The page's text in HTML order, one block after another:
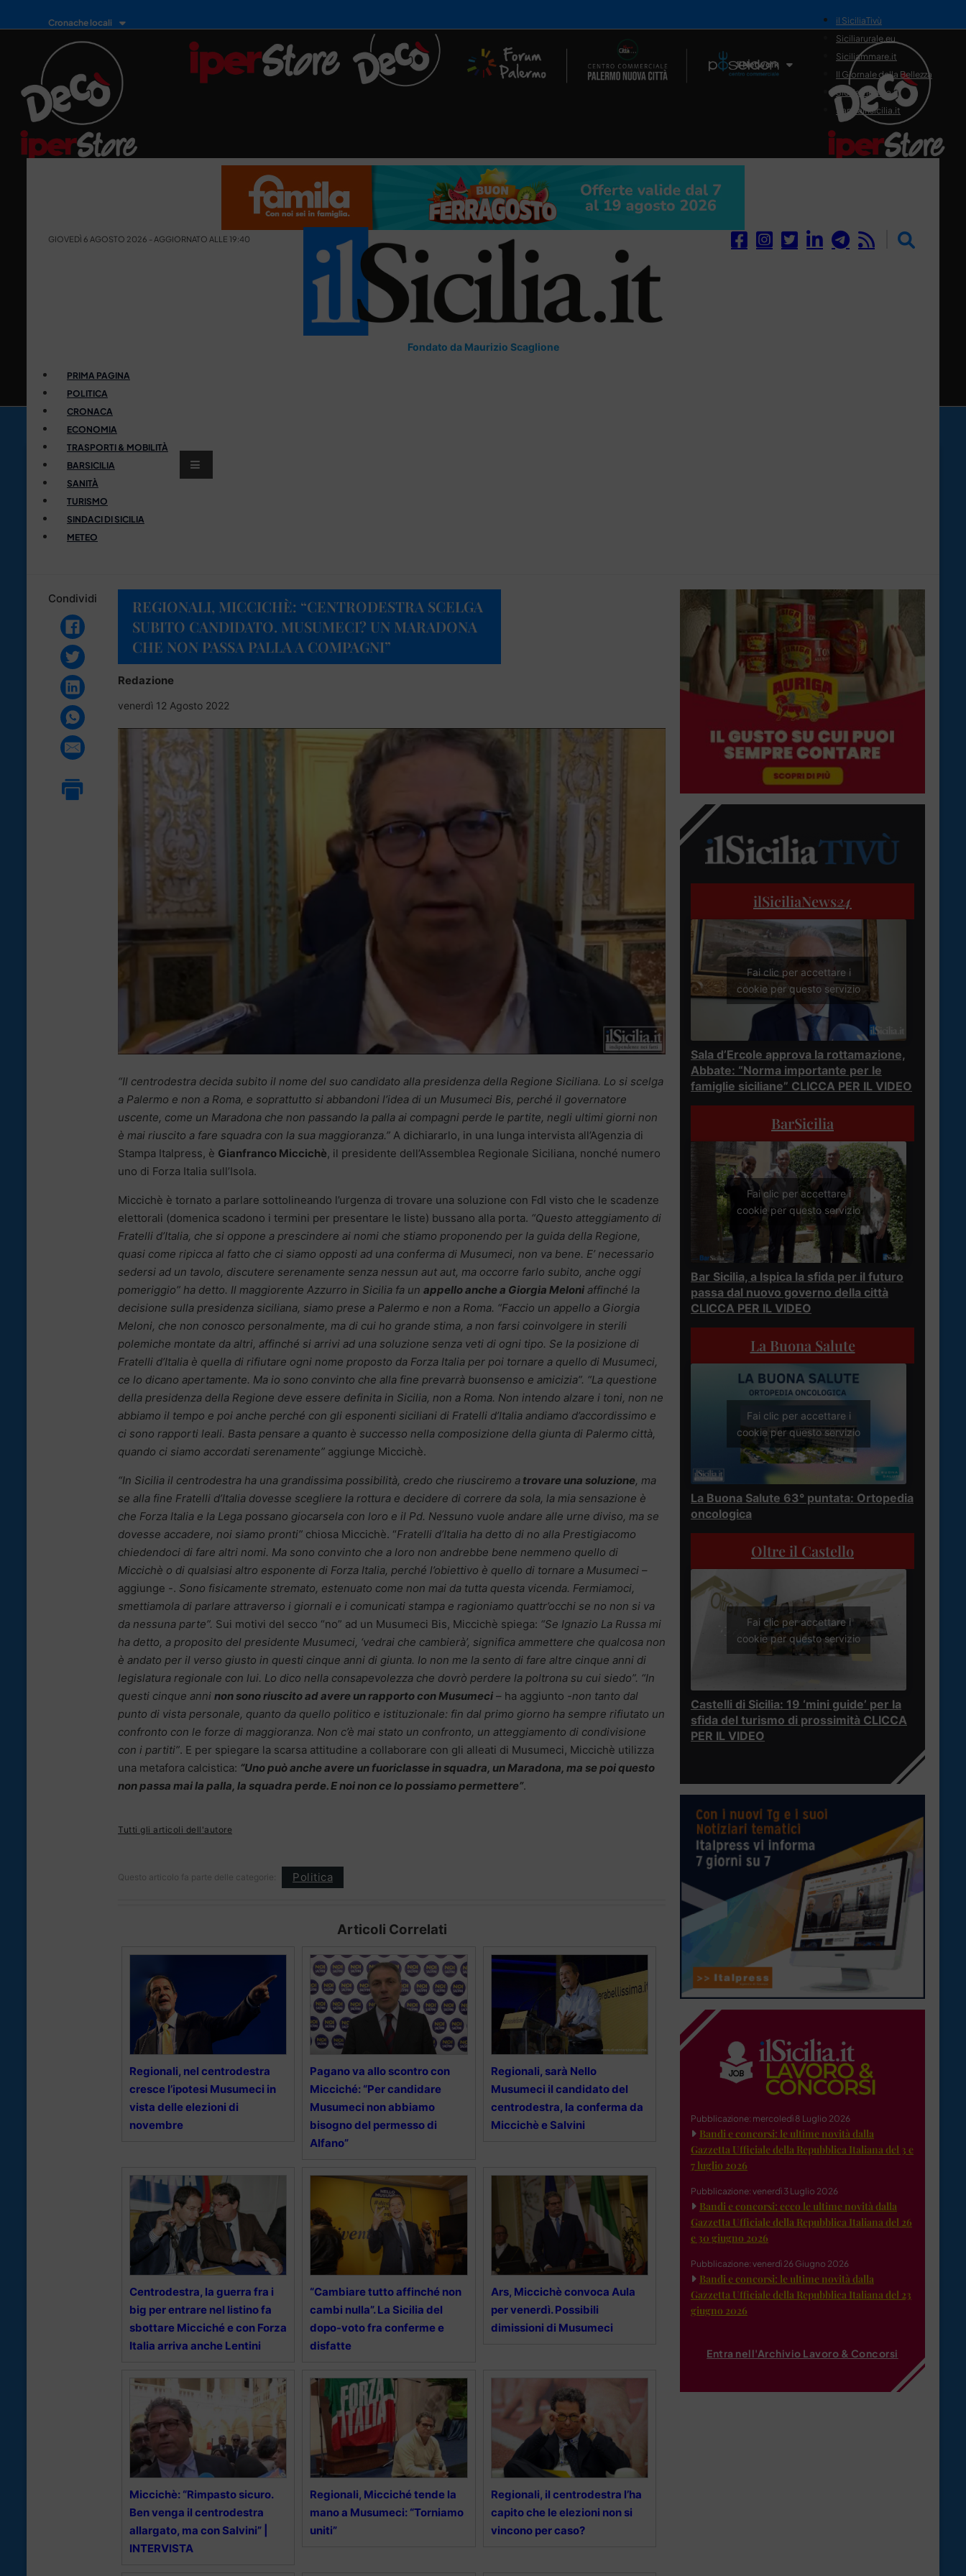
Cronache locali
Il Network
il SiciliaTivù
Siciliarurale.eu
Siciliammare.it
Il Giornale della Bellezza
Siciliamedica.it
Sanitainsicilia.it
GIOVEDÌ 6 AGOSTO 2026 - AGGIORNATO ALLE 19:40
Fondato da Maurizio Scaglione
PRIMA PAGINA
POLITICA
CRONACA
ECONOMIA
TRASPORTI & MOBILITÀ
BARSICILIA
SANITÀ
TURISMO
SINDACI DI SICILIA
METEO
Condividi
REGIONALI, MICCICHÈ: “CENTRODESTRA SCELGA
SUBITO CANDIDATO. MUSUMECI? UN MARADONA
CHE NON PASSA PALLA A COMPAGNI”
Redazione
venerdì 12 Agosto 2022
“Il centrodestra decida subito il nome del suo candidato alla presidenza della Regione Siciliana. Lo si scelga
a Palermo e non a Roma, e soprattutto si abbandoni l’idea di un Musumeci Bis, perché il governatore
uscente, come un Maradona che non passando la palla ai compagni perde le partite, negli ultimi giorni non
è mai riuscito a fare squadra con la sua maggioranza.” A dichiararlo, in una lunga intervista all’Agenzia di
Stampa Italpress, è Gianfranco Miccichè, il presidente dell’Assemblea Regionale Siciliana, nonché numero
uno di Forza Italia sull’Isola.
Miccichè è tornato a parlare sottolineando l’urgenza di trovare una soluzione con FdI visto che le scadenze
elettorali (domenica scadono i termini per presentare le liste) bussano alla porta. “Questo atteggiamento di
Fratelli d’Italia, che si oppone a prescindere ai nomi che stiamo proponendo per la guida della Regione,
quasi come ripicca al fatto che ci siamo opposti ad una conferma di Musumeci, non va bene. E’ necessario
sedersi ad un tavolo, discutere serenamente senza nessun aut aut, ma occorre farlo subito, anche oggi
pomeriggio” ha detto. Il maggiorente Azzurro in Sicilia fa un appello anche a Giorgia Meloni affinché la
decisione sulla presidenza siciliana, siamo prese a Palermo e non a Roma. “Faccio un appello a Giorgia
Meloni, che non conosco personalmente, ma di cui ho grande stima, a non farsi coinvolgere in sterili
polemiche montate da altri, affinché si arrivi ad una soluzione senza veti di ogni tipo. Se la posizione di
Fratelli d’Italia è quella di rifiutare ogni nome proposto da Forza Italia per poi tornare a quello di Musumeci,
ce lo dicano apertamente. Ma io sono convinto che alla fine prevarrà buonsenso e amicizia”. “La questione
della presidenza della Regione deve essere definita in Sicilia, non a Roma. Non intendo alzare i toni, non ne
abbiamo il tempo e poi anche perché con gli esponenti siciliani di Fratelli d’Italia andiamo d’accordissimo e
ci sono rapporti leali. Basta pensare a quanto è successo nella composizione della giunta di Palermo città,
quando ci siamo accordati serenamente” aggiunge Miccichè.
“In Sicilia il centrodestra ha una grandissima possibilità, credo che riusciremo a trovare una soluzione, ma
se alla fine Fratelli d’Italia dovesse scegliere la rottura e decidere di correre da sola, la mia sensazione è
che Forza Italia e la Lega possano giocarsela con loro e il Pd. Nessuno vuole andare alle urne diviso, ma se
dovesse accadere, noi siamo pronti” chiosa Miccichè. “Fratelli d’Italia ha detto di no alla Prestigiacomo
chiedendoci di fare altri nomi. Ma sono convinto che a loro non andrebbe bene nemmeno quello di
Miccichè o di qualsiasi altro esponente di Forza Italia, perché l’obiettivo è quello di tornare a Musumeci –
aggiunge -. Sono fisicamente stremato, estenuato come non mai da tutta questa vicenda. Fermiamoci,
smettiamola di parlare attraverso i giornali e i comunicati stampa e ragioniamo quattr’occhi se no non si va
da nessuna parte”. Sui motivi del secco “no” ad un Musumeci Bis, Miccichè spiega: “Se Ignazio La Russa mi
ha detto, a proposito del presidente Musumeci, ‘vedrai che cambierà’, significa ammettere che qualcosa non
è andato per il verso giusto in questi cinque anni di giunta. Io non me la sento di fare altre cinque anni di
legislatura regionale con lui. Lo dico nella consapevolezza che dovrò perdere la poltrona su cui siedo”. “In
questi cinque anni non sono riuscito ad avere un rapporto con Musumeci – ha aggiunto -non tanto dal
punto di vista personale, quanto da quello politico e istituzionale: fin dal primo giorno ha sempre rifiutato un
confronto con le forze di maggioranza. Non c’è mai stato un confronto, un atteggiamento di condivisione
con i partiti”. E per spiegare la scarsa attitudine a collaborare con gli alleati di Musumeci, Miccichè utilizza
una metafora calcistica: “Uno può anche avere un fuoriclasse in squadra, un Maradona, ma se poi questo
non passa mai la palla, la squadra perde. E noi non ce lo possiamo permettere”.
Tutti gli articoli dell'autore
Questo articolo fa parte delle categorie: Politica
Articoli Correlati
Regionali, nel centrodestra
cresce l’ipotesi Musumeci in
vista delle elezioni di
novembre
Pagano va allo scontro con
Micciché: “Per candidare
Musumeci non abbiamo
bisogno del permesso di
Alfano”
Regionali, sarà Nello
Musumeci il candidato del
centrodestra, la conferma da
Miccichè e Salvini
Centrodestra, la guerra fra i
big per entrare nel listino fa
sbottare Micciché e con Forza
Italia arriva anche Lentini
“Cambiare tutto affinché non
cambi nulla”. La Sicilia del
dopo-voto fra conferme e
disfatte
Ars, Miccichè convoca Aula
per venerdì. Possibili
dimissioni di Musumeci
Miccichè: “Rimpasto sicuro.
Ben venga il centrodestra
allargato, ma con Salvini” |
INTERVISTA
Regionali, Micciché tende la
mano a Musumeci: “Torniamo
uniti”
Regionali, il centrodestra l’ha
capito che le elezioni non si
vincono per caso?
ilSiciliaNews24
Fai clic per accettare i
cookie per questo servizio
Sala d’Ercole approva la rottamazione,
Abbate: “Norma importante per le
famiglie siciliane” CLICCA PER IL VIDEO
BarSicilia
Fai clic per accettare i
cookie per questo servizio
Bar Sicilia, a Ispica la sfida per il futuro
passa dal nuovo governo della città
CLICCA PER IL VIDEO
La Buona Salute
Fai clic per accettare i
cookie per questo servizio
La Buona Salute 63° puntata: Ortopedia
oncologica
Oltre il Castello
Fai clic per accettare i
cookie per questo servizio
Castelli di Sicilia: 19 ‘mini guide’ per la
sfida del turismo di prossimità CLICCA
PER IL VIDEO
Pubblicazione: mercoledì 8 Luglio 2026
Bandi e concorsi: le ultime novità dalla
Gazzetta Ufficiale della Repubblica Italiana del 3 e
7 luglio 2026
Pubblicazione: venerdì 3 Luglio 2026
Bandi e concorsi: ecco le ultime novità dalla
Gazzetta Ufficiale della Repubblica Italiana del 26
e 30 giugno 2026
Pubblicazione: venerdì 26 Giugno 2026
Bandi e concorsi: le ultime novità dalla
Gazzetta Ufficiale della Repubblica Italiana del 23
giugno 2026
Entra nell'Archivio Lavoro & Concorsi